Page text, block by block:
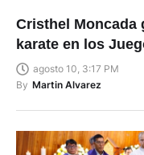
Cristhel Moncada
karate en los
agosto 10, 3:17 PM
By Martin Alvarez